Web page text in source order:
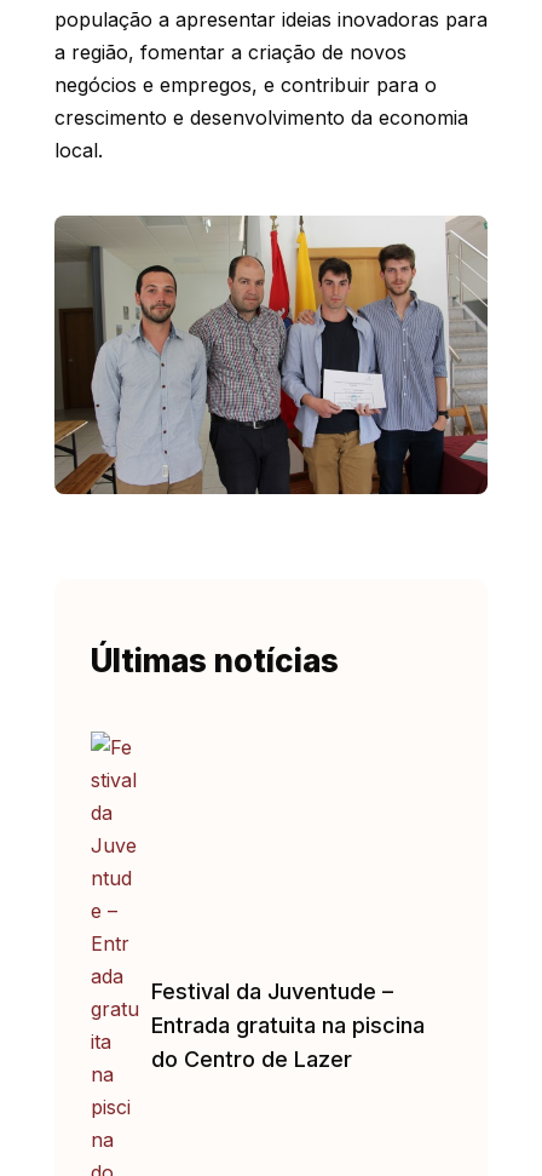
população a apresentar ideias inovadoras para
a região, fomentar a criação de novos
negócios e empregos, e contribuir para o
crescimento e desenvolvimento da economia
local.
Últimas notícias
Festival da Juventude –
Entrada gratuita na piscina
do Centro de Lazer